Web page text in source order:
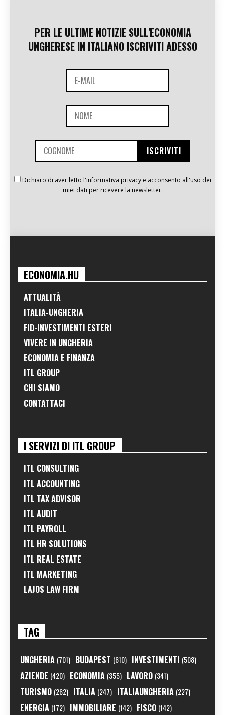
PER LE ULTIME NOTIZIE SULL'ECONOMIA
UNGHERESE IN ITALIANO ISCRIVITI ADESSO
Dichiaro di aver letto l'informativa privacy e acconsento all'uso dei
miei dati per ricevere la newsletter.
ECONOMIA.HU
ATTUALITÀ
ITALIA-UNGHERIA
FID-INVESTIMENTI ESTERI
VIVERE IN UNGHERIA
ECONOMIA E FINANZA
ITL GROUP
CHI SIAMO
CONTATTACI
I SERVIZI DI ITL GROUP
ITL CONSULTING
ITL ACCOUNTING
ITL TAX ADVISOR
ITL AUDIT
ITL PAYROLL
ITL HR SOLUTIONS
ITL REAL ESTATE
ITL MARKETING
LAJOS LAW FIRM
TAG
UNGHERIA (701) BUDAPEST (610) INVESTIMENTI (508)
AZIENDE (420) ECONOMIA (355) LAVORO (341)
TURISMO (262) ITALIA (247) ITALIAUNGHERIA (227)
ENERGIA (172) IMMOBILIARE (142) FISCO (142)